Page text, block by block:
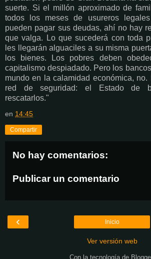
suerte. Si el millón aproximado de
todos los meses de usureros
pueden pagar sus deudas, ahí no hay
que valga. Lo que sucederá con toda
les llegarán alguaciles a su misma
los bienes. Los pobres deben
capitalismo despiadado. Pero los
mundo en la calamidad económica,
red de seguridad: el Estado de
rescatarlos."
en 14:45
Compartir
No hay comentarios:
Publicar un comentario
‹ Inicio
Ver versión web
Con la tecnología de